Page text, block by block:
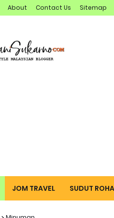
About Contact Us Sitemap
JOM TRAVEL SUDUT